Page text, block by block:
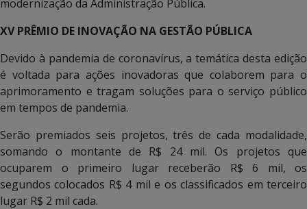
modernização da Administração Pública.
XV PRÊMIO DE INOVAÇÃO NA GESTÃO PÚBLICA
Devido à pandemia de coronavírus, a temática desta edição
é voltada para ações inovadoras que colaborem para o
aprimoramento e tragam soluções para o serviço público
em tempos de pandemia.
Serão premiados seis projetos, três de cada modalidade,
somando o montante de R$ 24 mil. Os projetos que
ocuparem o primeiro lugar receberão R$ 6 mil, os
segundos colocados R$ 4 mil e os classificados em terceiro
lugar R$ 2 mil cada.